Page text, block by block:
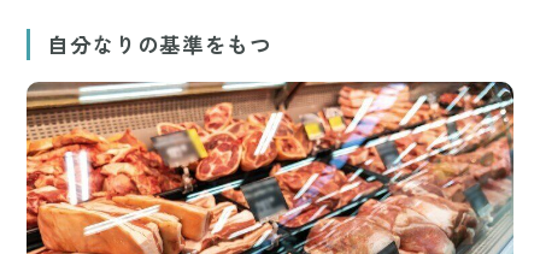
自分なりの基準をもつ